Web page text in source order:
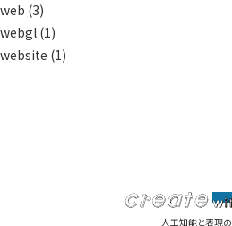
web (3)
webgl (1)
website (1)
人工知能と表現